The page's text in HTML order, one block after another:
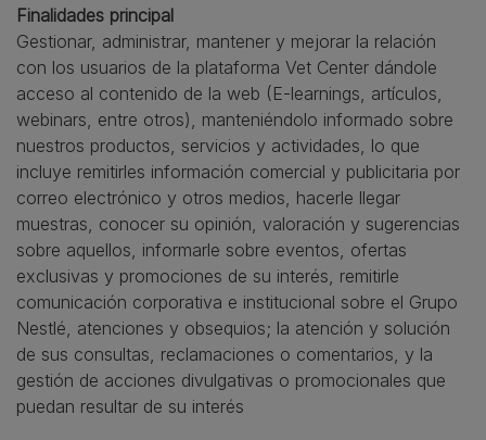
Finalidades principal
Gestionar, administrar, mantener y mejorar la relación
con los usuarios de la plataforma Vet Center dándole
acceso al contenido de la web (E-learnings, artículos,
webinars, entre otros), manteniéndolo informado sobre
nuestros productos, servicios y actividades, lo que
incluye remitirles información comercial y publicitaria por
correo electrónico y otros medios, hacerle llegar
muestras, conocer su opinión, valoración y sugerencias
sobre aquellos, informarle sobre eventos, ofertas
exclusivas y promociones de su interés, remitirle
comunicación corporativa e institucional sobre el Grupo
Nestlé, atenciones y obsequios; la atención y solución
de sus consultas, reclamaciones o comentarios, y la
gestión de acciones divulgativas o promocionales que
puedan resultar de su interés